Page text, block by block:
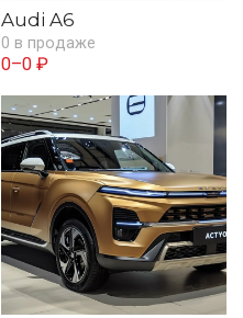
Audi A6
0 в продаже
0–0 ₽